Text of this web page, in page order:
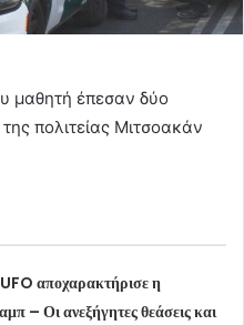
μαθητή έπεσαν δύο
πολιτείας Μιτσοακάν
αποχαρακτήρισε η
– Οι ανεξήγητες θεάσεις και